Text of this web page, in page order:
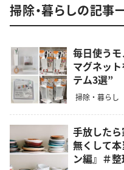
掃除・暮らしの記事
毎日使う
マグネッ
テム3選”
掃除・暮らし
手放した
無くして
ン編』＃